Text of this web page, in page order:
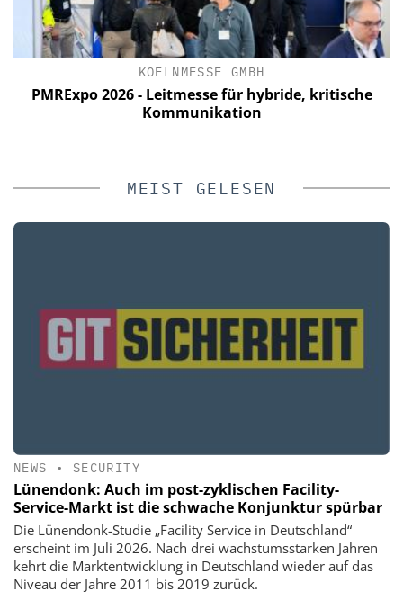
KOELNMESSE GMBH
PMRExpo 2026 - Leitmesse für hybride, kritische
Kommunikation
MEIST GELESEN
NEWS • SECURITY
Lünendonk: Auch im post-zyklischen Facility-
Service-Markt ist die schwache Konjunktur spürbar
Die Lünendonk-Studie „Facility Service in Deutschland“
erscheint im Juli 2026. Nach drei wachstumsstarken Jahren
kehrt die Marktentwicklung in Deutschland wieder auf das
Niveau der Jahre 2011 bis 2019 zurück.